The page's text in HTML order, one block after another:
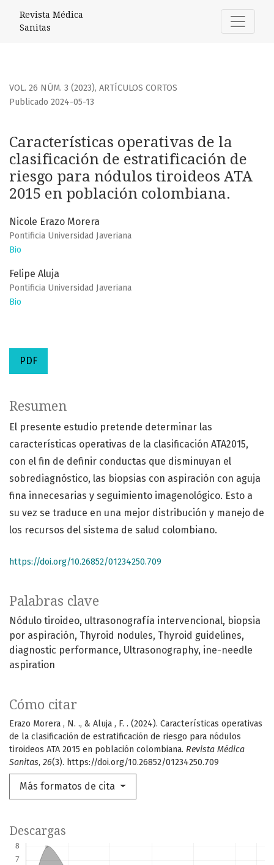
Características operativas de la clasificación de
Revista Médica
Sanitas
VOL. 26 NÚM. 3 (2023), ARTÍCULOS CORTOS
Características operativas de la
clasificación de estratificación de
riesgo para nódulos tiroideos ATA
2015 en población colombiana.
Publicado 2024-05-13
Nicole Erazo Morera
Pontificia Universidad Javeriana
Bio
Felipe Aluja
Pontificia Universidad Javeriana
Bio
PDF
Palabras clave
Nódulo tiroideo ultrasonografía intervencional biopsia
por aspiración Thyroid nodules Thyroid guidelines
diagnostic performance Ultrasonography ine-needle
aspiration
Cómo citar
Erazo Morera , N. ., & Aluja , F. . (2024). Características operativas
de la clasificación de estratificación de riesgo para nódulos
tiroideos ATA 2015 en población colombiana. Revista Médica
Sanitas, 26(3). https://doi.org/10.26852/01234250.709
Más formatos de cita
Resumen
El presente estudio pretende determinar las
características operativas de la clasificación ATA2015,
con el fin de definir conductas que disminuyan el
sobrediagnóstico, las biopsias con aspiración con aguja
fina innecesarias y seguimiento imagenológico. Esto a
su vez se traduce en una mejor distribución y manejo de
los recursos del sistema de salud colombiano.
https://doi.org/10.26852/01234250.709
Descargas